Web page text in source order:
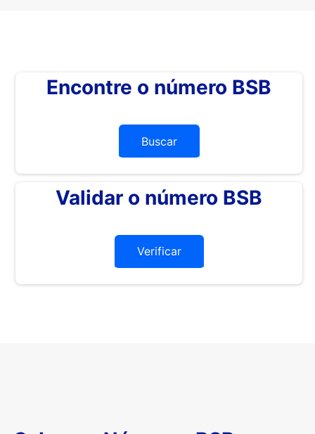
Encontre o número BSB
Buscar
Validar o número BSB
Verificar